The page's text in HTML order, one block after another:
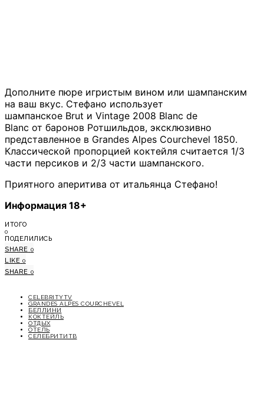
Дополните пюре игристым вином или шампанским
на ваш вкус. Стефано использует
шампанское Brut и Vintage 2008 Blanc de
Blanc от баронов Ротшильдов, эксклюзивно
представленное в Grandes Alpes Сourchevel 1850.
Классической пропорцией коктейля считается 1/3
части персиков и 2/3 части шампанского.
Приятного аперитива от итальянца Стефано!
Информация 18+
ИТОГО
0
ПОДЕЛИЛИСЬ
SHARE 0
LIKE 0
SHARE 0
CELEBRITYTV
GRANDES ALPES COURCHEVEL
БЕЛЛИНИ
КОКТЕЙЛЬ
ОТДЫХ
ОТЕЛЬ
СЕЛЕБРИТИТВ